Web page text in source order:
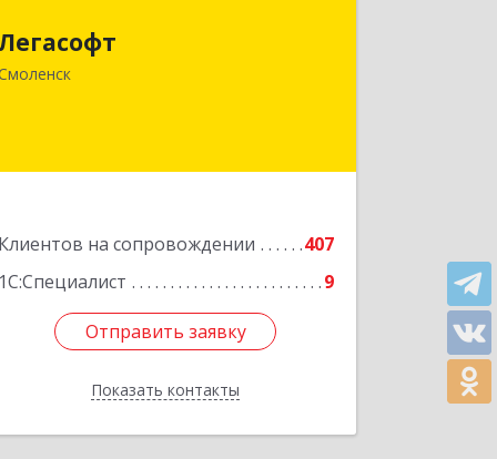
Клиентов на сопровождении
407
1С:Специалист
9
Отправить заявку
Показать контакты
214018, Смоленская обл, Смоленск г,
Ново-Рославльская ул, дом № 13
Отправить заявку
Назад